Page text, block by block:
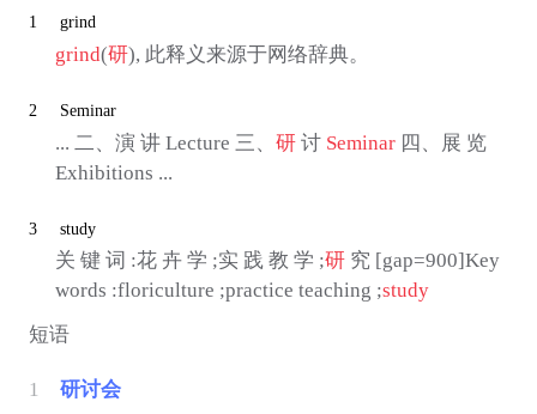
1 grind
grind(研), 此释义来源于网络辞典。
2 Seminar
... 二、演 讲 Lecture 三、 研讨 Seminar四、展 览
Exhibitions ...
3 study
关 键 词 :花 卉 学 ;实 践 教 学 ;研究 [gap=900]Key
words :floriculture ;practice teaching ;study
短语
1 研讨会